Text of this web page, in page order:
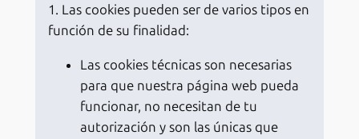
1. Las cookies pueden ser de varios tipos en
función de su finalidad:
Las cookies técnicas son necesarias
para que nuestra página web pueda
funcionar, no necesitan de tu
autorización y son las únicas que